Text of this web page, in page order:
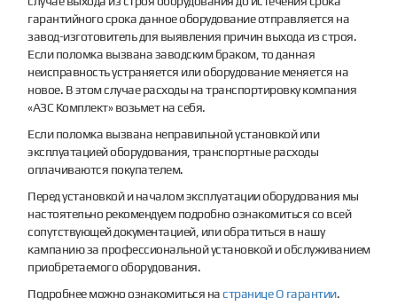
гарантийного срока данное оборудование отправляется на
завод-изготовитель для выявления причин выхода из строя.
Если поломка вызвана заводским браком, то данная
неисправность устраняется или оборудование меняется на
новое. В этом случае расходы на транспортировку компания
«АЗС Комплект» возьмет на себя.
Если поломка вызвана неправильной установкой или
эксплуатацией оборудования, транспортные расходы
оплачиваются покупателем.
Перед установкой и началом эксплуатации оборудования мы
настоятельно рекомендуем подробно ознакомиться со всей
сопутствующей документацией, или обратиться в нашу
кампанию за профессиональной установкой и обслуживанием
приобретаемого оборудования.
Подробнее можно ознакомиться настранице О гарантии.